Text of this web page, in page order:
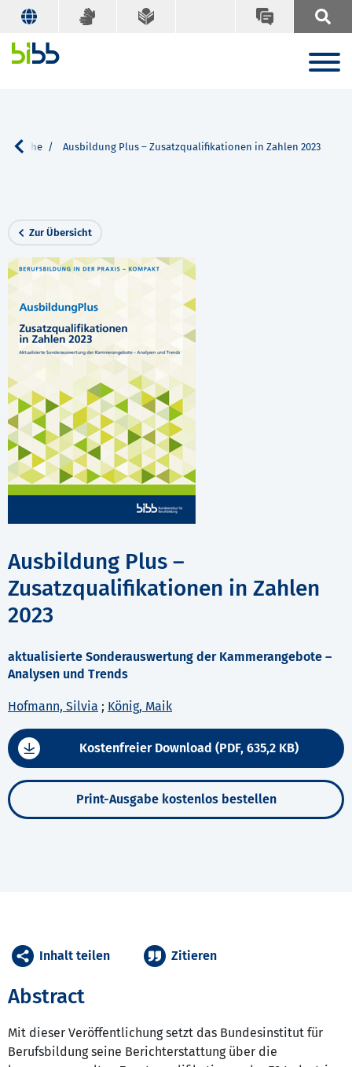
Suche Ausbildung Plus – Zusatzqualifikationen in Zahlen 2023
Zur Übersicht
Ausbildung Plus –
Zusatzqualifikationen in Zahlen
2023
aktualisierte Sonderauswertung der Kammerangebote –
Analysen und Trends
Hofmann, Silvia ; König, Maik
Kostenfreier Download (PDF, 635,2 KB)
Print-Ausgabe kostenlos bestellen
Abstract
Mit dieser Veröffentlichung setzt das Bundesinstitut für
Berufsbildung seine Berichterstattung über die
Inhalt teilen Zitieren